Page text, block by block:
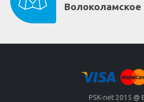
PSK-net 2015